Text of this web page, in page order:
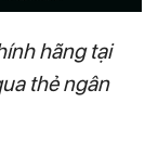
hãng tại
thẻ ngân